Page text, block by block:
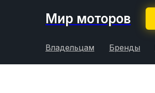
Мир моторов
Владельцам Бренды